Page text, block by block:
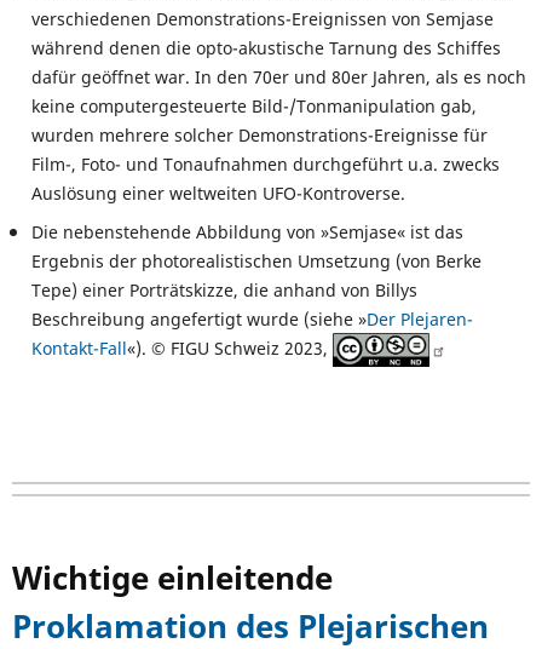
verschiedenen Demonstrations-Ereignissen von Semjase
während denen die opto-akustische Tarnung des Schiffes
dafür geöffnet war. In den 70er und 80er Jahren, als es noch
keine computergesteuerte Bild-/Tonmanipulation gab,
wurden mehrere solcher Demonstrations-Ereignisse für
Film-, Foto- und Tonaufnahmen durchgeführt u.a. zwecks
Auslösung einer weltweiten UFO-Kontroverse.
Die nebenstehende Abbildung von »Semjase« ist das
Ergebnis der photorealistischen Umsetzung (von Berke
Tepe) einer Porträtskizze, die anhand von Billys
Beschreibung angefertigt wurde (siehe »Der Plejaren-
Kontakt-Fall«). © FIGU Schweiz 2023,
Wichtige einleitende
Proklamation des Plejarischen